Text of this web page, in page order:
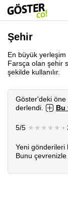
Şehir
En büyük
Farsça olan şehir
şekilde kullanılır.
Göster'deki öne
derlendi.
Bu
5/5 ★★★★★ ·
Yeni gönderileri
Bunu